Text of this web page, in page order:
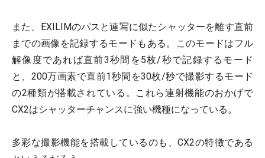
また、EXILIMのパスと連写に似たシャッターを離す直前
までの画像を記録するモードもある。このモードはフル
解像度であれば直前3秒間を5枚/秒で記録するモード
と、200万画素で直前1秒間を30枚/秒で撮影するモード
の2種類が搭載されている。これら連射機能のおかげで
CX2はシャッターチャンスに強い機種になっている。
多彩な撮影機能を搭載しているのも、CX2の特徴である